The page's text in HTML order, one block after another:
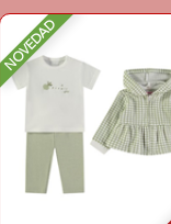
NOVEDAD